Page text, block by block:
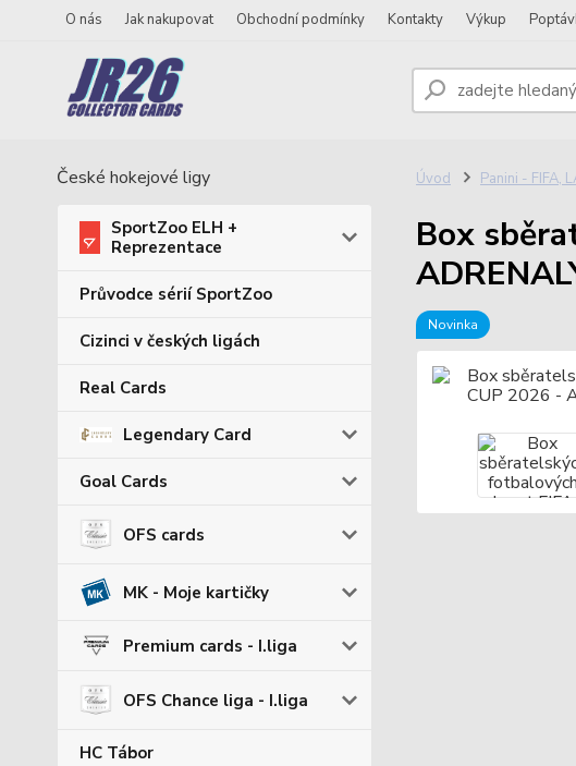
O nás Jak nakupovat Obchodní podmínky Kontakty Výkup
České hokejové ligy
SportZoo ELH +
Reprezentace
Průvodce sérií SportZoo
Cizinci v českých ligách
Real Cards
Legendary Card
Goal Cards
OFS cards
MK - Moje kartičky
Premium cards - I.liga
OFS Chance liga - I.liga
HC Tábor
Úvod Panini - FIFA,
Box
Novinka